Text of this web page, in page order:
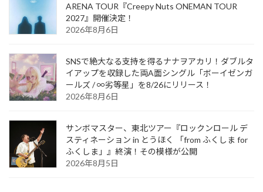
ARENA TOUR『Creepy Nuts ONEMAN TOUR
2027』開催決定！
2026年8月6日
SNSで絶大なる支持を得るナナヲアカリ！ダブルタ
イアップを収録した両A面シングル「ボーイゼンガ
ールズ / ∞劣等星」を8/26にリリース！
2026年8月6日
サンボマスター、東北ツアー『ロックンロール デ
スティネーション in とうほく 「from ふくしま for
ふくしま」』終演！その模様が公開
2026年8月5日